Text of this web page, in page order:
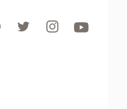
TwitterInstagramYoutube